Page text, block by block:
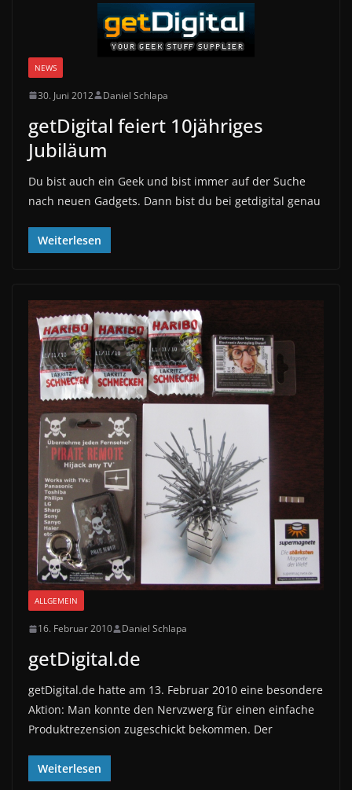
NEWS
30. Juni 2012 Daniel Schlapa
getDigital feiert 10jähriges
Jubiläum
Du bist auch ein Geek und bist immer auf der Suche
nach neuen Gadgets. Dann bist du bei getdigital genau
Weiterlesen
ALLGEMEIN
16. Februar 2010 Daniel Schlapa
getDigital.de
getDigital.de hatte am 13. Februar 2010 eine besondere
Aktion: Man konnte den Nervzwerg für einen einfache
Produktrezension zugeschickt bekommen. Der
Weiterlesen